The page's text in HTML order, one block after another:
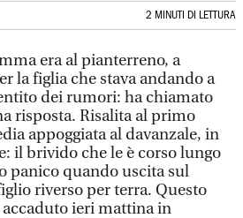
2 MINUTI DI LETTURA
era al pianterreno, a
la figlia che stava andando a
dei rumori: ha chiamato
risposta. Risalita al primo
appoggiata al davanzale, in
il brivido che le è corso lungo
panico quando uscita sul
riverso per terra. Questo
ieri mattina in